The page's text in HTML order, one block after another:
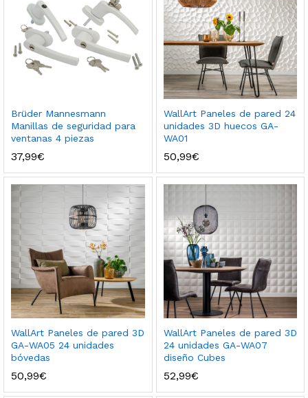
Brüder Mannesmann
Manillas de seguridad para
ventanas 4 piezas
37,99€
WallArt Paneles de pared 24
unidades 3D huecos GA-
WA01
50,99€
WallArt Paneles de pared 3D
GA-WA05 24 unidades
bóvedas
50,99€
WallArt Paneles de pared 3D
24 unidades GA-WA07
diseño Cubes
52,99€